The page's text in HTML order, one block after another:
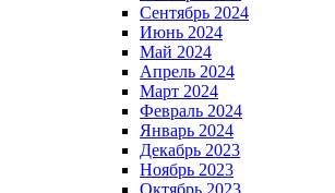
Сентябрь 2024
Июнь 2024
Май 2024
Апрель 2024
Март 2024
Февраль 2024
Январь 2024
Декабрь 2023
Ноябрь 2023
Октябрь 2023